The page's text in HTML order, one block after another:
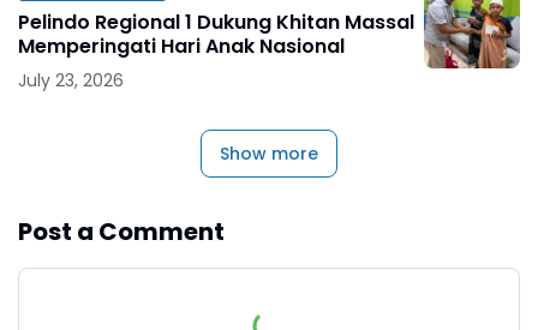
Pelindo Regional 1 Dukung Khitan Massal
Memperingati Hari Anak Nasional
July 23, 2026
Show more
Post a Comment